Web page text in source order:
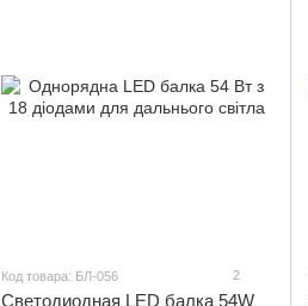
Код товара: БЛ-056 2
Светодиодная LED балка 54W